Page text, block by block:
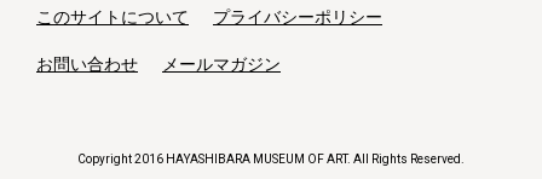
このサイトについて プライバシーポリシー
お問い合わせ メールマガジン
Copyright 2016 HAYASHIBARA MUSEUM OF ART. All Rights Reserved.